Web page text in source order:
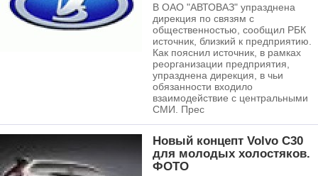
В ОАО "АВТОВАЗ" упразднена
дирекция по связям с
общественностью, сообщил РБК
источник, близкий к предприятию.
Как пояснил источник, в рамках
реорганизации предприятия,
упразднена дирекция, в чьи
обязанности входило
взаимодействие с центральными
СМИ. Прес
Новый концепт Volvo С30
для молодых холостяков.
ФОТО